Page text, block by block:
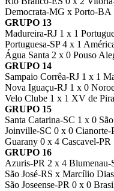
Democrata-MG x Porto-BA
GRUPO 13
Madureira-RJ 1 x 1
Portuguesa-SP 4 x 1
Água Santa 2 x 0 Pouso
GRUPO 14
Sampaio Corrêa-RJ 1 x 1
Nova Iguaçu-RJ 1 x 0
Velo Clube 1 x 1 XV de
GRUPO 15
Santa Catarina-SC 1 x 0
Joinville-SC 0 x 0 Cianorte-
Guarany 0 x 4 Cascavel-PR
GRUPO 16
Azuris-PR 2 x 4 Blumenau-
São José-RS x Marcílio
São Joseense-PR 0 x 0